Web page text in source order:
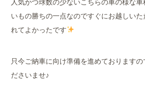
いもの勝ちの一点なのですぐにお越しい
れてよかったです
只今ご納車に向け準備を進めておりますの
ださいませ♪